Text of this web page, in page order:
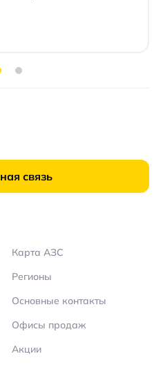
связь
Карта АЗС
Регионы
Основные контакты
Офисы продаж
Акции